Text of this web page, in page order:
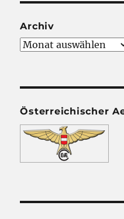
Archiv
Archiv
Österreichischer